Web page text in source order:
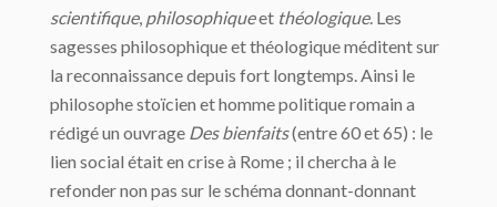
scientifique, philosophiqueet théologique. Les
sagesses philosophique et théologique méditent sur
la reconnaissance depuis fort longtemps. Ainsi le
philosophe stoïcien et homme politique romain a
rédigé un ouvrage Des bienfaits(entre 60 et 65) : le
lien social était en crise à Rome ; il chercha à le
refonder non pas sur le schéma donnant-donnant